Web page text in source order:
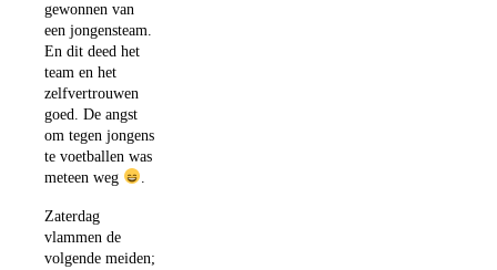
gewonnen van
een jongensteam.
En dit deed het
team en het
zelfvertrouwen
goed. De angst
om tegen jongens
te voetballen was
meteen weg
.
Zaterdag
vlammen de
volgende meiden;